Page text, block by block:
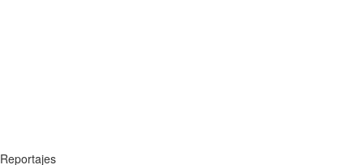
Reportajes